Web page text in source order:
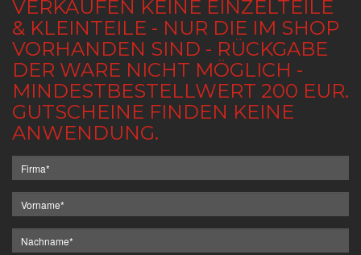
VERKAUFEN KEINE EINZELTEILE
& KLEINTEILE - NUR DIE IM SHOP
VORHANDEN SIND - RÜCKGABE
DER WARE NICHT MÖGLICH -
MINDESTBESTELLWERT 200 EUR.
GUTSCHEINE FINDEN KEINE
ANWENDUNG.